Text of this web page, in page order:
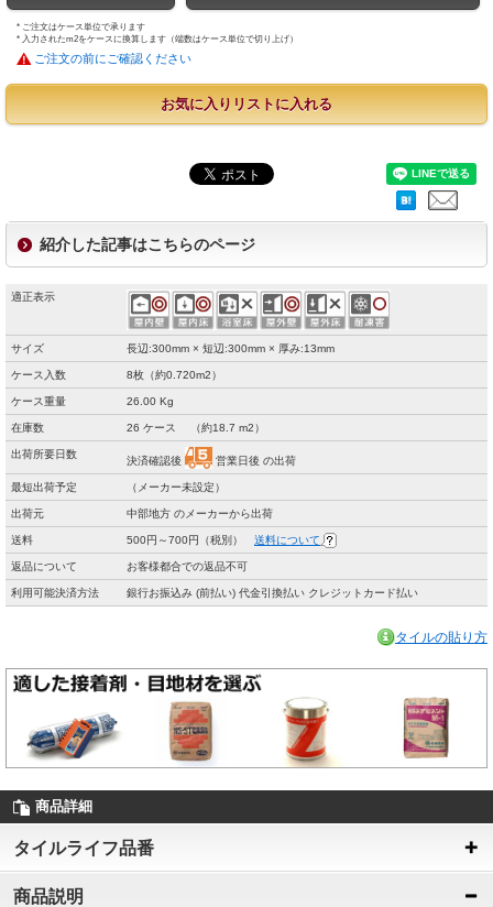
* ご注文はケース単位で承ります
* 入力されたm2をケースに換算します（端数はケース単位で切り上げ）
ご注文の前にご確認ください
お気に入りリストに入れる
紹介した記事はこちらのページ
適正表示
サイズ 長辺:300mm × 短辺:300mm × 厚み:13mm
ケース入数 8枚（約0.720m2）
ケース重量 26.00 Kg
在庫数 26 ケース （約18.7 m2）
出荷所要日数
決済確認後 営業日後 の出荷
最短出荷予定 （メーカー未設定）
出荷元 中部地方 のメーカーから出荷
送料 500円～700円（税別） 送料について
返品について お客様都合での返品不可
利用可能決済方法 銀行お振込み (前払い) 代金引換払い クレジットカード払い
タイルの貼り方
商品詳細
タイルライフ品番
商品説明